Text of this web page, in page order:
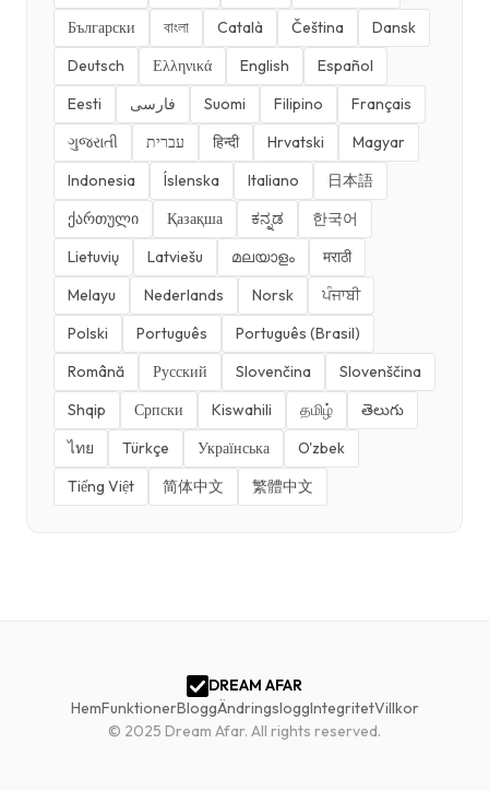
Български
বাংলা Català Čeština
Dansk
Deutsch
Ελληνικά English
Español
Eesti
فارسی Suomi Filipino
Français
ગુજરાતી
עברית हिन्दी Hrvatski
Magyar
Indonesia
Íslenska Italiano
日本語
ქართული
Қазақша ಕನ್ನಡ
한국어
Lietuvių
Latviešu മലയാളം
मराठी
Melayu
Nederlands Norsk
ਪੰਜਾਬੀ
Polski
Português
Português (Brasil)
Română
Русский Slovenčina
Slovenščina
Shqip
Српски Kiswahili தமிழ்
తెలుగు
ไทย
Türkçe Українська
O'zbek
Tiếng Việt
简体中文 繁體中文
DREAM AFAR
HemFunktionerBloggÄndringsloggIntegritetVillkor
© 2025 Dream Afar. All rights reserved.